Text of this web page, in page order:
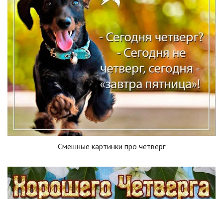
Смешные картинки про четверг